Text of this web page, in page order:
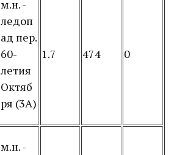
м.н. -
ледоп
ад пер.
60-
летия
Октяб
ря (3А)
1.7 474 0
м.н. -